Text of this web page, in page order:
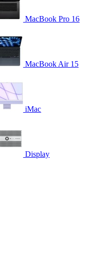
MacBook Pro 16
MacBook Air 15
iMac
Display